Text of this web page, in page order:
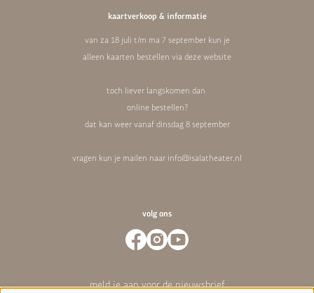
kaartverkoop & informatie
van za 18 juli t/m ma 7 september kun je
alleen kaarten bestellen via deze website
toch liever langskomen dan
online bestellen?
dat kan weer vanaf dinsdag 8 september
vragen kun je mailen naar info@isalatheater.nl
volg ons
meld je aan voor de nieuwsbrief